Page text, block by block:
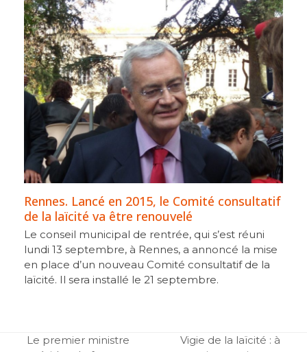
Rennes. Lancé en 2015, le Comité consultatif
de la laïcité va être renouvelé
Le conseil municipal de rentrée, qui s’est réuni
lundi 13 septembre, à Rennes, a annoncé la mise
en place d’un nouveau Comité consultatif de la
laïcité. Il sera installé le 21 septembre.
Le premier ministre
Vigie de la laïcité : à